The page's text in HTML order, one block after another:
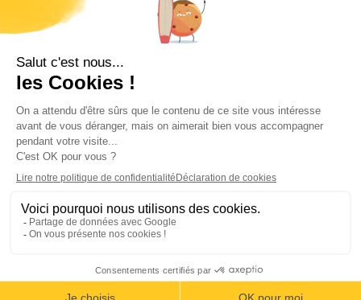
Nos agences